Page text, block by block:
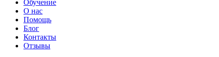
Обучение
О нас
Помощь
Блог
Контакты
Отзывы